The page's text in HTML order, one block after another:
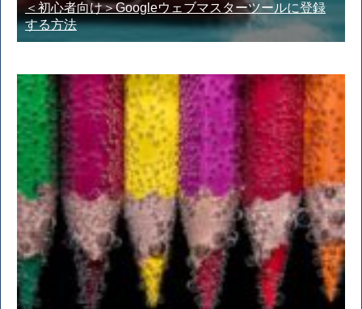
＜初心者向け＞Googleウェブマスターツールに登録
する方法